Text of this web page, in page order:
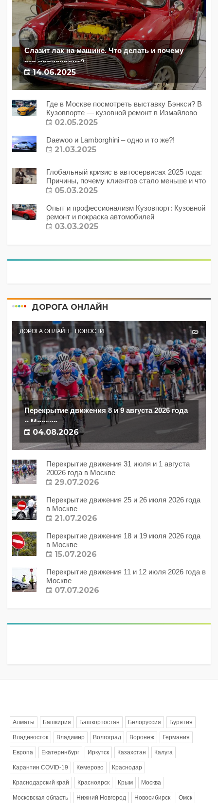
Слазит лак на машине. Что делать и почему
это происходит?
14.06.2025
Где в Москве посмотреть выставку Бэнкси? В
Кузовпорте — кузовной ремонт в Измайлово
02.05.2025
Daewoo и Lamborghini – одно и то же?!
21.03.2025
Глобальный кризис в автосервисах 2025 года:
Причины, почему клиентов стало меньше и что
с этим делать?
05.03.2025
Опыт и профессионализм Кузовпорт: Кузовной
ремонт и покраска автомобилей
03.03.2025
ДОРОГА ОНЛАЙН
ДОРОГА ОНЛАЙН НОВОСТИ
Перекрытие движения 8 и 9 августа 2026 года
в Москве
04.08.2026
Перекрытие движения 31 июля и 1 августа
20026 года в Москве
29.07.2026
Перекрытие движения 25 и 26 июля 2026 года
в Москве
21.07.2026
Перекрытие движения 18 и 19 июля 2026 года
в Москве
15.07.2026
Перекрытие движения 11 и 12 июля 2026 года в
Москве
07.07.2026
Алматы Башкирия Башкортостан Белоруссия Бурятия
Владивосток Владимир Волгоград Воронеж Германия
Европа Екатеринбург Иркутск Казахстан Калуга
Карантин COVID-19 Кемерово Краснодар
Краснодарский край Красноярск Крым Москва
Московская область Нижний Новгород Новосибирск Омск